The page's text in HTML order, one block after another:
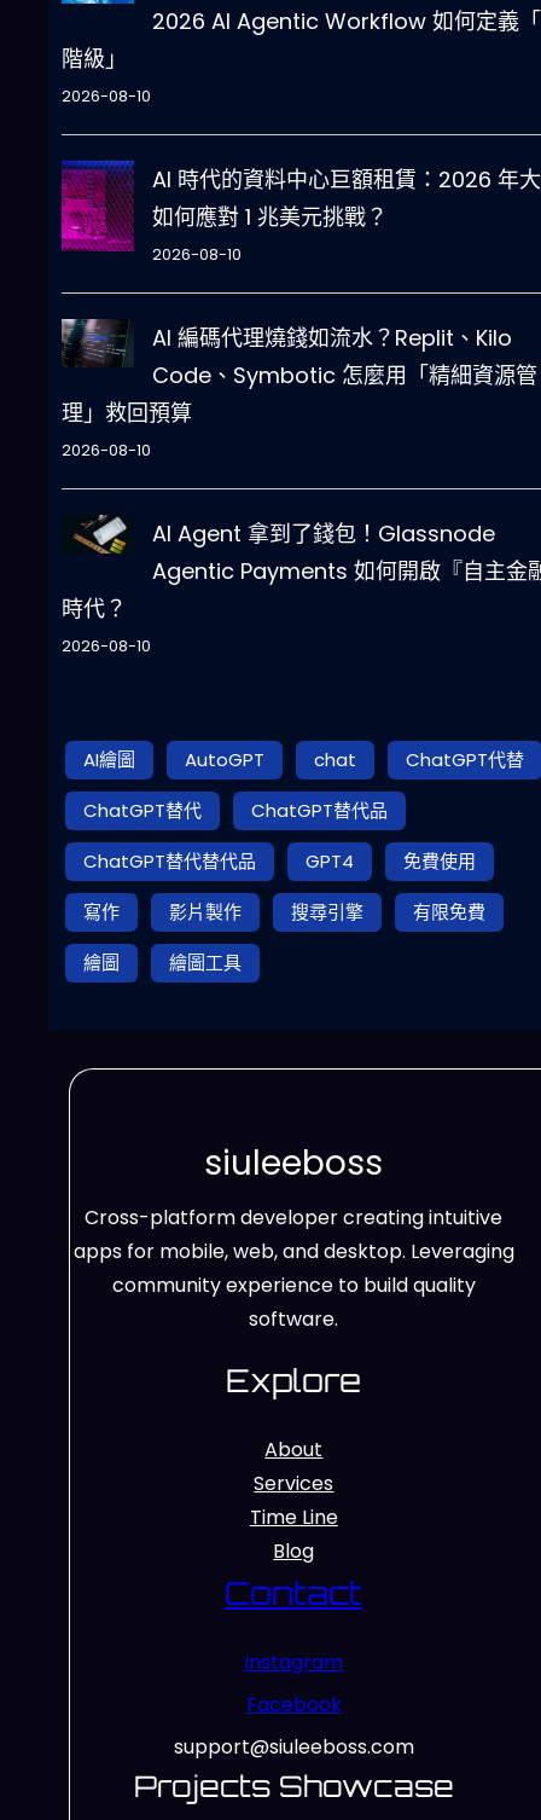
2026 AI Agentic Workflow 如何定義
階級」
2026-08-10
AI 時代的資料中心巨額租賃：2026 年
如何應對 1 兆美元挑戰？
2026-08-10
AI 編碼代理燒錢如流水？Replit、Kilo
Code、Symbotic 怎麼用「精細資源管
理」救回預算
2026-08-10
AI Agent 拿到了錢包！Glassnode
Agentic Payments 如何開啟『自主金
時代？
2026-08-10
AI繪圖 AutoGPT chat
ChatGPT代替
ChatGPT替代
ChatGPT替代品
ChatGPT替代替代品
GPT4
免費使用
寫作
影片製作 搜尋引擎
有限免費
繪圖
繪圖工具
siuleeboss
Cross-platform developer creating intuitive
apps for mobile, web, and desktop. Leveraging
community experience to build quality
software.
Explore
About
Services
Time Line
Blog
Contact
Instagram
Facebook
support@siuleeboss.com
Projects Showcase